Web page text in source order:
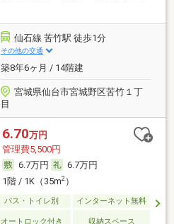
仙石線 苦竹駅 徒歩1分
その他の交通
築8年6ヶ月 / 14階建
宮城県仙台市宮城野区苦竹１丁
目
6.70万円
管理費5,500円
6.7万円
6.7万円
1階 / 1K（35m2）
バス・トイレ別
インターネット無料
オートロック付き 収納スペース